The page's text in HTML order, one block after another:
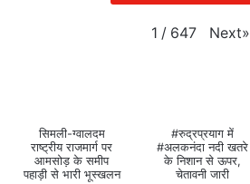
1 / 647 Next»
सिमली-ग्वालदम
राष्ट्रीय राजमार्ग पर
आमसोड़ के समीप
पहाड़ी से भारी भूस्खलन
#रुद्रप्रयाग में
#अलकनंदा नदी खतरे
के निशान से ऊपर,
चेतावनी जारी